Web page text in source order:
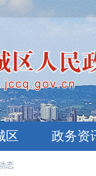
区 政务资
态